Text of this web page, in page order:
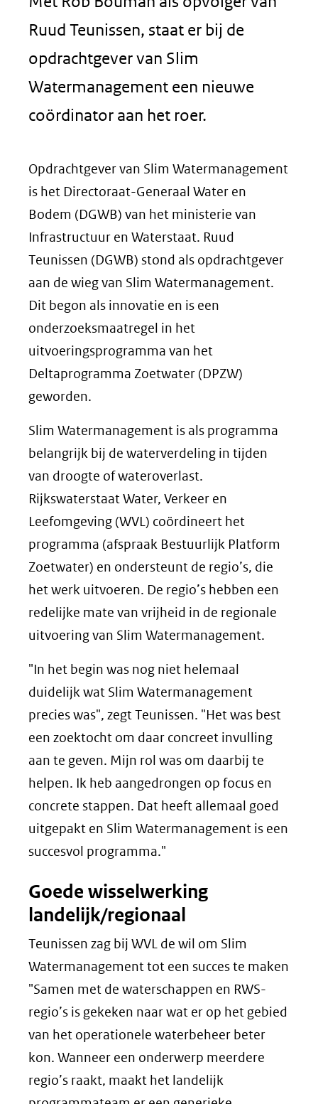
Ruud Teunissen, staat er bij de
opdrachtgever van Slim
Watermanagement een nieuwe
coördinator aan het roer.
Opdrachtgever van Slim Watermanagement
is het Directoraat-Generaal Water en
Bodem (DGWB) van het ministerie van
Infrastructuur en Waterstaat. Ruud
Teunissen (DGWB) stond als opdrachtgever
aan de wieg van Slim Watermanagement.
Dit begon als innovatie en is een
onderzoeksmaatregel in het
uitvoeringsprogramma van het
Deltaprogramma Zoetwater (DPZW)
geworden.
Slim Watermanagement is als programma
belangrijk bij de waterverdeling in tijden
van droogte of wateroverlast.
Rijkswaterstaat Water, Verkeer en
Leefomgeving (WVL) coördineert het
programma (afspraak Bestuurlijk Platform
Zoetwater) en ondersteunt de regio’s, die
het werk uitvoeren. De regio’s hebben een
redelijke mate van vrijheid in de regionale
uitvoering van Slim Watermanagement.
"In het begin was nog niet helemaal
duidelijk wat Slim Watermanagement
precies was", zegt Teunissen. "Het was best
een zoektocht om daar concreet invulling
aan te geven. Mijn rol was om daarbij te
helpen. Ik heb aangedrongen op focus en
concrete stappen. Dat heeft allemaal goed
uitgepakt en Slim Watermanagement is een
succesvol programma."
Goede wisselwerking
landelijk/regionaal
Teunissen zag bij WVL de wil om Slim
Watermanagement tot een succes te maken
"Samen met de waterschappen en RWS-
regio’s is gekeken naar wat er op het gebied
van het operationele waterbeheer beter
kon. Wanneer een onderwerp meerdere
regio’s raakt, maakt het landelijk